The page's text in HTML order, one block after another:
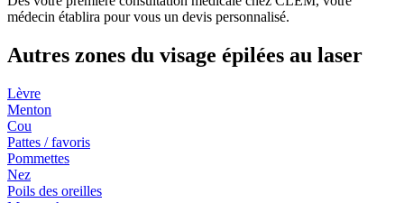
médecin établira pour vous un devis personnalisé.
Autres zones du visage épilées au laser
Lèvre
Menton
Cou
Pattes / favoris
Pommettes
Nez
Poils des oreilles